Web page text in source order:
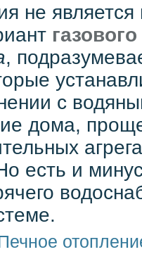
не
,
с
дома,
есть и